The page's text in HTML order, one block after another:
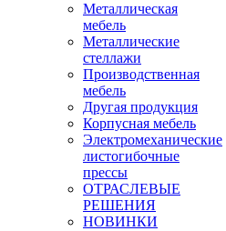
Металлическая
мебель
Металлические
стеллажи
Производственная
мебель
Другая продукция
Корпусная мебель
Электромеханические
листогибочные
прессы
ОТРАСЛЕВЫЕ
РЕШЕНИЯ
НОВИНКИ